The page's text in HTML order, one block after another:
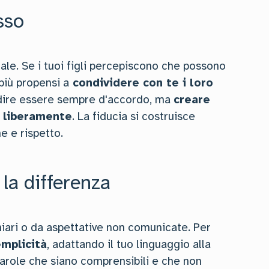
Se i tuoi figli percepiscono che possono
propensi a condividere con te i loro
essere sempre d'accordo, ma creare
. La fiducia si costruisce
e rispetto.
differenza
o da aspettative non comunicate. Per
, adattando il tuo linguaggio alla
che siano comprensibili e che non